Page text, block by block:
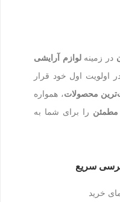
در زمینهلوازم آرایشی
اولویت اول خود قرار
محصولات، همواره
را برای شما به
سریع
خرید